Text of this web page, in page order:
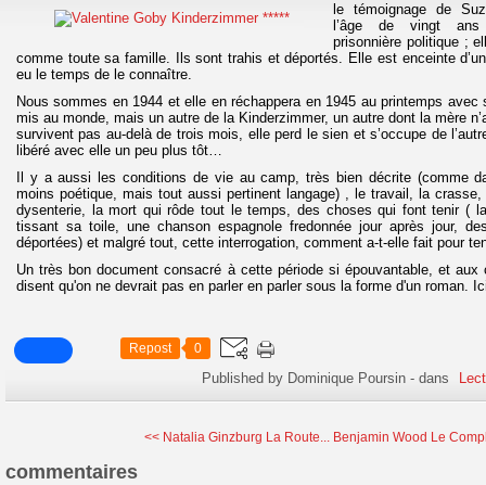
le témoignage de
l’âge de vingt ans
prisonnière politique ;
comme toute sa famille. Ils sont trahis et déportés. Elle est enceinte
eu le temps de le connaître.
Nous sommes en 1944 et elle en réchappera en 1945 au printemps avec
mis au monde, mais un autre de la Kinderzimmer, un autre dont la mère
survivent pas au-delà de trois mois, elle perd le sien et s’occupe de
libéré avec elle un peu plus tôt…
Il y a aussi les conditions de vie au camp, très bien décrite (comme
moins poétique, mais tout aussi pertinent langage) , le travail, la
dysenterie, la mort qui rôde tout le temps, des choses qui font tenir (
tissant sa toile, une chanson espagnole fredonnée jour après jour,
déportées) et malgré tout, cette interrogation, comment a-t-elle fait pour
Un très bon document consacré à cette période si épouvantable, et
disent qu'on ne devrait pas en parler en parler sous la forme d'un roman.
Repost 0
Published by Dominique Poursin -dans
<< Natalia Ginzburg La Route... Benjamin Wood Le
commentaires